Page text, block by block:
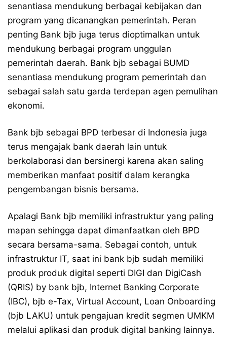
senantiasa mendukung berbagai kebijakan dan
program yang dicanangkan pemerintah. Peran
penting Bank bjb juga terus dioptimalkan untuk
mendukung berbagai program unggulan
pemerintah daerah. Bank bjb sebagai BUMD
senantiasa mendukung program pemerintah dan
sebagai salah satu garda terdepan agen pemulihan
ekonomi.
Bank bjb sebagai BPD terbesar di Indonesia juga
terus mengajak bank daerah lain untuk
berkolaborasi dan bersinergi karena akan saling
memberikan manfaat positif dalam kerangka
pengembangan bisnis bersama.
Apalagi Bank bjb memiliki infrastruktur yang paling
mapan sehingga dapat dimanfaatkan oleh BPD
secara bersama-sama. Sebagai contoh, untuk
infrastruktur IT, saat ini bank bjb sudah memiliki
produk produk digital seperti DIGI dan DigiCash
(QRIS) by bank bjb, Internet Banking Corporate
(IBC), bjb e-Tax, Virtual Account, Loan Onboarding
(bjb LAKU) untuk pengajuan kredit segmen UMKM
melalui aplikasi dan produk digital banking lainnya.